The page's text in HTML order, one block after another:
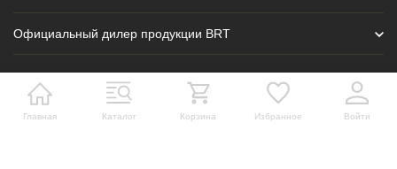
Главная Каталог Корзина Избранное Войти
Официальный дилер продукции BRT